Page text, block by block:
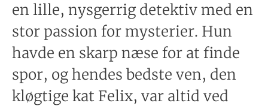
en lille, nysgerrig detektiv med en
stor passion for mysterier. Hun
havde en skarp næse for at finde
spor, og hendes bedste ven, den
kløgtige kat Felix, var altid ved